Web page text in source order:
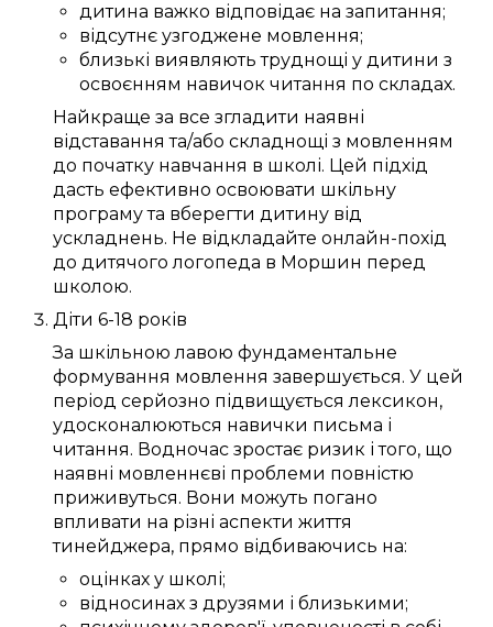
дитина важко відповідає на запитання;
відсутнє узгоджене мовлення;
близькі виявляють труднощі у дитини з
освоєнням навичок читання по складах.
Найкраще за все згладити наявні
відставання та/або складнощі з мовленням
до початку навчання в школі. Цей підхід
дасть ефективно освоювати шкільну
програмута вберегти дитину від
ускладнень. Не відкладайте онлайн-похід
до дитячого логопеда в Моршин перед
школою.
Діти 6-18 років
За шкільною лавою фундаментальне
формування мовлення завершується. У цей
період серйозно підвищується лексикон,
удосконалюються навички письма і
читання. Водночас зростає ризик і того, що
наявні мовленнєві проблеми повністю
приживуться. Вони можуть погано
впливати на різні аспекти життя
тинейджера, прямо відбиваючись на:
оцінках у школі;
відносинах з друзями і близькими;